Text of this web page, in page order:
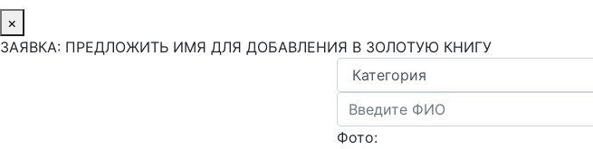
×
ЗАЯВКА: ПРЕДЛОЖИТЬ ИМЯ ДЛЯ ДОБАВЛЕНИЯ В ЗОЛОТУЮ КНИГУ
Фото: